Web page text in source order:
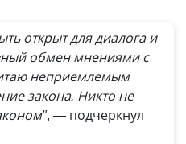
открыт для диалога и
обмен мнениями с
неприемлемым
закона. Никто не
, — подчеркнул